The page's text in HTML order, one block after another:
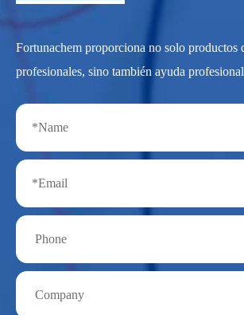
Fortunachem proporciona no solo productos
profesionales, sino también ayuda profesional